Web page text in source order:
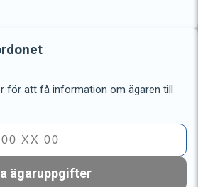
för att få information om ägaren till
ägaruppgifter